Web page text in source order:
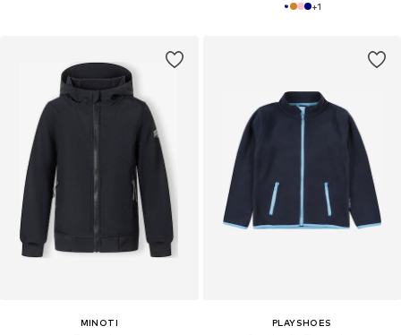
+1
MINOTI
PLAYSHOES